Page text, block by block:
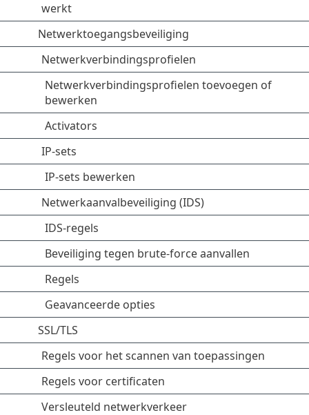
werkt
Netwerktoegangsbeveiliging
Netwerkverbindingsprofielen
Netwerkverbindingsprofielen toevoegen of
bewerken
Activators
IP-sets
IP-sets bewerken
Netwerkaanvalbeveiliging (IDS)
IDS-regels
Beveiliging tegen brute-force aanvallen
Regels
Geavanceerde opties
SSL/TLS
Regels voor het scannen van toepassingen
Regels voor certificaten
Versleuteld netwerkverkeer